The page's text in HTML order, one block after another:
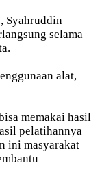
Syahruddin
selama
alat,
memakai hasil
pelatihannya
ini masyarakat